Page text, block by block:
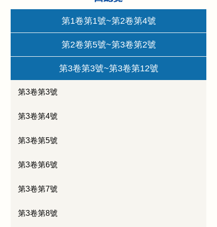
第1卷第1號~第2卷第4號
第2卷第5號~第3卷第2號
第3卷第3號~第3卷第12號
第3卷第3號
第3卷第4號
第3卷第5號
第3卷第6號
第3卷第7號
第3卷第8號